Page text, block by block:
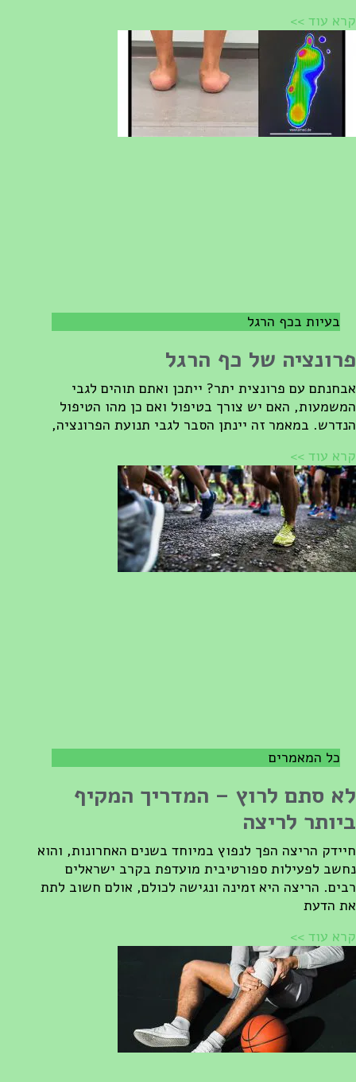
עוד >>
בעיות בכף הרגל
של כף הרגל
עם פרונצית יתר? ייתכן ואתם תוהים לגבי
האם יש צורך בטיפול ואם כן מהו הטיפול
במאמר זה יינתן הסבר לגבי תנועת הפרונציה,
עוד >>
כל המאמרים
סתם לרוץ – המדריך המקיף
לריצה
הריצה הפך לנפוץ במיוחד בשנים האחרונות, והוא
לפעילות ספורטיבית מועדפת בקרב ישראלים
הריצה היא זמינה ונגישה לכולם, אולם חשוב לתת
הדעת
עוד >>